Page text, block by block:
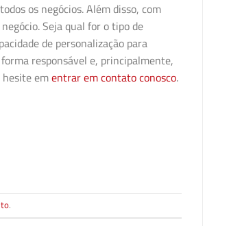
os negócios. Além disso, com
Seja qual for o tipo de
de personalização para
responsável e, principalmente,
hesite ementrar em contato conosco.
.